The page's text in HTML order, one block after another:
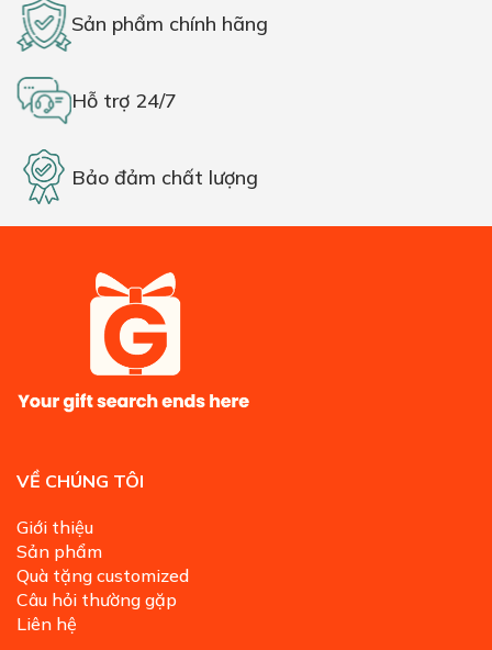
Sản phẩm chính hãng
Hỗ trợ 24/7
Bảo đảm chất lượng
VỀ CHÚNG TÔI
Giới thiệu
Sản phẩm
Quà tặng customized
Câu hỏi thường gặp
Liên hệ